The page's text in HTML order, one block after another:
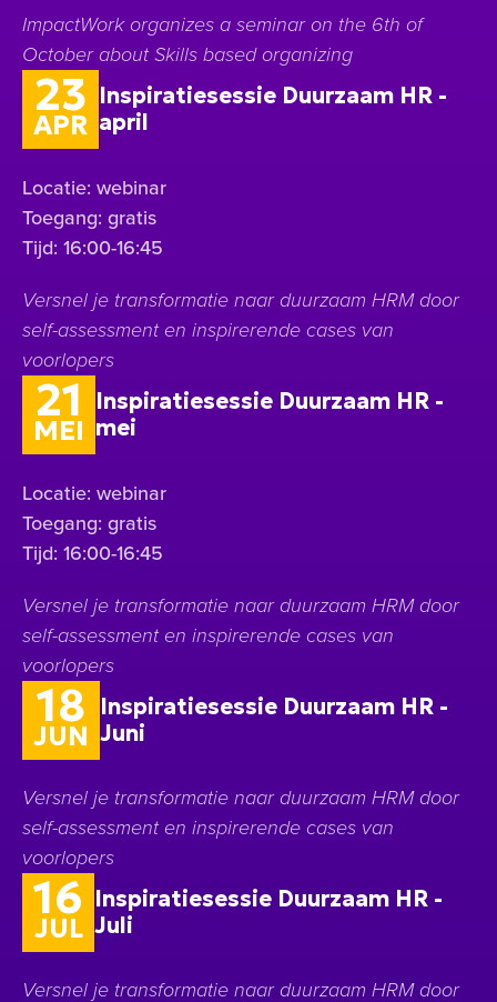
ImpactWork organizes a seminar on the 6th of
October about Skills based organizing
23
APR
Inspiratiesessie Duurzaam HR -
april
Locatie: webinar
Toegang: gratis
Tijd: 16:00-16:45
Versnel je transformatie naar duurzaam HRM door
self-assessment en inspirerende cases van
voorlopers
21
MEI
Inspiratiesessie Duurzaam HR -
mei
Locatie: webinar
Toegang: gratis
Tijd: 16:00-16:45
Versnel je transformatie naar duurzaam HRM door
self-assessment en inspirerende cases van
voorlopers
18
JUN
Inspiratiesessie Duurzaam HR -
Juni
Versnel je transformatie naar duurzaam HRM door
self-assessment en inspirerende cases van
voorlopers
16
JUL
Inspiratiesessie Duurzaam HR -
Juli
Versnel je transformatie naar duurzaam HRM door